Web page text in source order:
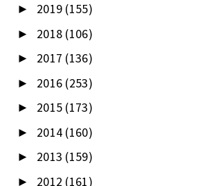
► 2019 (155)
► 2018 (106)
► 2017 (136)
► 2016 (253)
► 2015 (173)
► 2014 (160)
► 2013 (159)
► 2012 (161)